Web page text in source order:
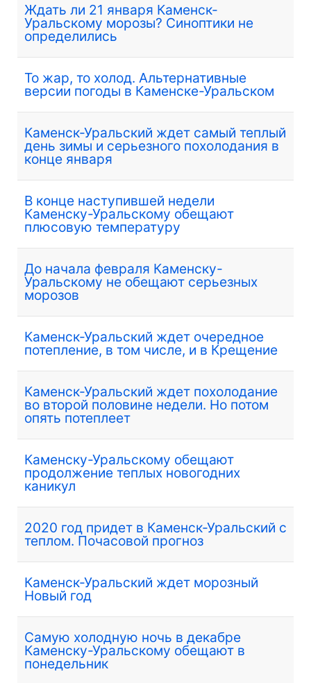
Ждать ли 21 января Каменск-
Уральскому морозы? Синоптики не
определились
То жар, то холод. Альтернативные
версии погоды в Каменске-Уральском
Каменск-Уральский ждет самый теплый
день зимы и серьезного похолодания в
конце января
В конце наступившей недели
Каменску-Уральскому обещают
плюсовую температуру
До начала февраля Каменску-
Уральскому не обещают серьезных
морозов
Каменск-Уральский ждет очередное
потепление, в том числе, и в Крещение
Каменск-Уральский ждет похолодание
во второй половине недели. Но потом
опять потеплеет
Каменску-Уральскому обещают
продолжение теплых новогодних
каникул
2020 год придет в Каменск-Уральский с
теплом. Почасовой прогноз
Каменск-Уральский ждет морозный
Новый год
Самую холодную ночь в декабре
Каменску-Уральскому обещают в
понедельник